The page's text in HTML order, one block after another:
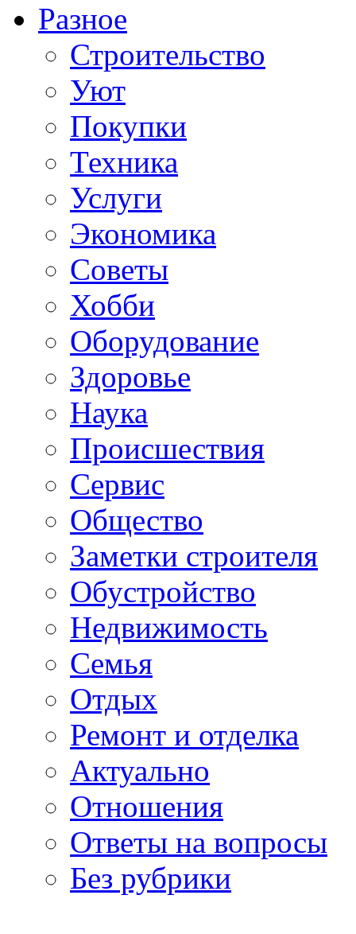
Разное
Строительство
Уют
Покупки
Техника
Услуги
Экономика
Советы
Хобби
Oборудование
Здоровье
Наука
Происшествия
Сервис
Общество
Заметки строителя
Обустройство
Недвижимость
Семья
Отдых
Ремонт и отделка
Актуально
Отношения
Ответы на вопросы
Без рубрики